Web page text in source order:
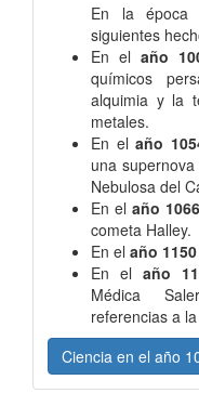
En la época
siguientes
En el año
químicos
alquimia y la
metales.
En el año
una
Nebulosa del
En el año 1066
cometa Halley.
En el año 1150
En el año
Médica
referencias a
Ciencia en el año